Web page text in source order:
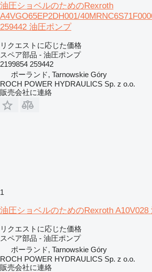
油圧ショベルのためのRexroth
A4VGO65EP2DH001/
259442 油圧ポンプ
リクエストに応じた価格
スペア部品 - 油圧ポンプ
2199854 259442
ポーランド, Tarnowskie Góry
ROCH POWER HYDRAULICS Sp. z o.o.
販売会社に連絡
1
油圧ショベルのためのRexroth A10V028
リクエストに応じた価格
スペア部品 - 油圧ポンプ
ポーランド, Tarnowskie Góry
ROCH POWER HYDRAULICS Sp. z o.o.
販売会社に連絡